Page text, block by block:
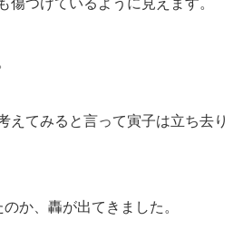
えてみると言って寅子は立ち去り
か、轟が出てきました。